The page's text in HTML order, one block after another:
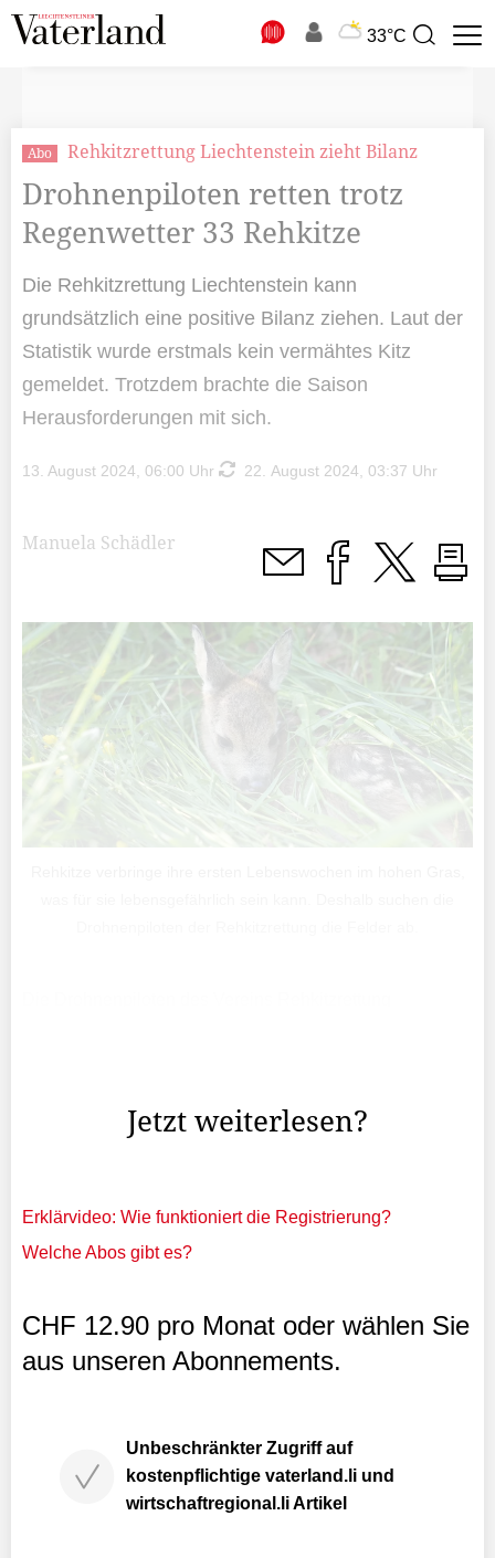
33°C
Suchbegriff
Abo Rehkitzrettung Liechtenstein zieht Bilanz
Drohnenpiloten retten trotz
Regenwetter 33 Rehkitze
Die Rehkitzrettung Liechtenstein kann
grundsätzlich eine positive Bilanz ziehen. Laut der
Statistik wurde erstmals kein vermähtes Kitz
gemeldet. Trotzdem brachte die Saison
Herausforderungen mit sich.
13. August 2024, 06:00 Uhr 22. August 2024, 03:37 Uhr
Manuela Schädler
Jetzt weiterlesen?
Erklärvideo: Wie funktioniert die Registrierung?
Welche Abos gibt es?
CHF 12.90 pro Monat oder wählen Sie
aus unseren Abonnements.
Unbeschränkter Zugriff auf
kostenpflichtige vaterland.li und
wirtschaftregional.li Artikel